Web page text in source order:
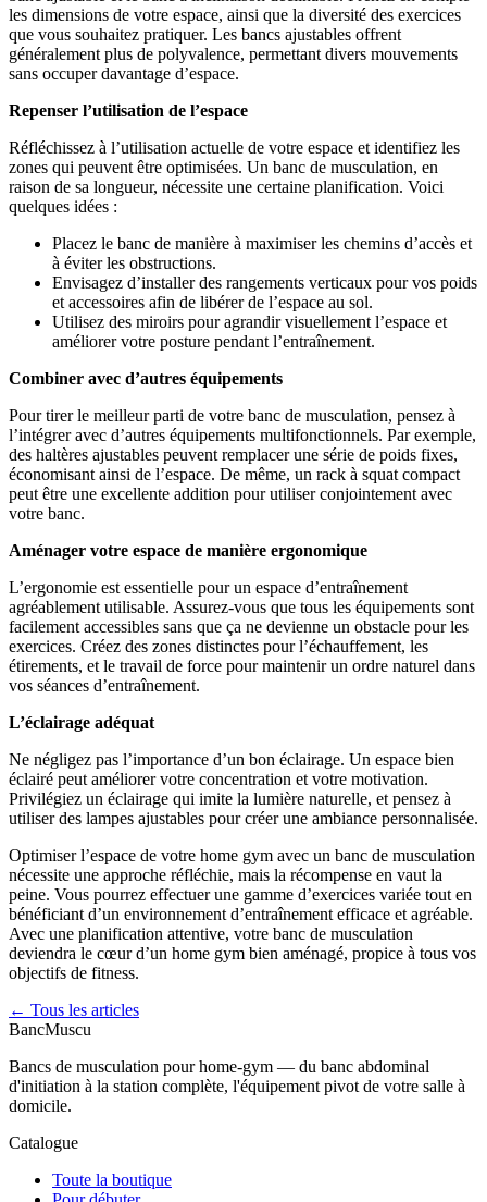
les dimensions de votre espace, ainsi que la diversité des exercices
que vous souhaitez pratiquer. Les bancs ajustables offrent
généralement plus de polyvalence, permettant divers mouvements
sans occuper davantage d’espace.
Repenser l’utilisation de l’espace
Réfléchissez à l’utilisation actuelle de votre espace et identifiez les
zones qui peuvent être optimisées. Un banc de musculation, en
raison de sa longueur, nécessite une certaine planification. Voici
quelques idées :
Placez le banc de manière à maximiser les chemins d’accès et
à éviter les obstructions.
Envisagez d’installer des rangements verticaux pour vos poids
et accessoires afin de libérer de l’espace au sol.
Utilisez des miroirs pour agrandir visuellement l’espace et
améliorer votre posture pendant l’entraînement.
Combiner avec d’autres équipements
Pour tirer le meilleur parti de votre banc de musculation, pensez à
l’intégrer avec d’autres équipements multifonctionnels. Par exemple,
des haltères ajustables peuvent remplacer une série de poids fixes,
économisant ainsi de l’espace. De même, un rack à squat compact
peut être une excellente addition pour utiliser conjointement avec
votre banc.
Aménager votre espace de manière ergonomique
L’ergonomie est essentielle pour un espace d’entraînement
agréablement utilisable. Assurez-vous que tous les équipements sont
facilement accessibles sans que ça ne devienne un obstacle pour les
exercices. Créez des zones distinctes pour l’échauffement, les
étirements, et le travail de force pour maintenir un ordre naturel dans
vos séances d’entraînement.
L’éclairage adéquat
Ne négligez pas l’importance d’un bon éclairage. Un espace bien
éclairé peut améliorer votre concentration et votre motivation.
Privilégiez un éclairage qui imite la lumière naturelle, et pensez à
utiliser des lampes ajustables pour créer une ambiance personnalisée.
Optimiser l’espace de votre home gym avec un banc de musculation
nécessite une approche réfléchie, mais la récompense en vaut la
peine. Vous pourrez effectuer une gamme d’exercices variée tout en
bénéficiant d’un environnement d’entraînement efficace et agréable.
Avec une planification attentive, votre banc de musculation
deviendra le cœur d’un home gym bien aménagé, propice à tous vos
objectifs de fitness.
← Tous les articles
BancMuscu
Bancs de musculation pour home-gym — du banc abdominal
d'initiation à la station complète, l'équipement pivot de votre salle à
domicile.
Catalogue
Toute la boutique